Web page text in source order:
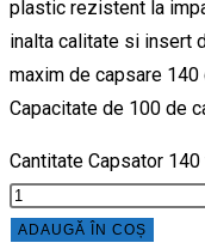
plastic rezistent la
inalta calitate si insert
maxim de capsare
Capacitate de 100 de
Cantitate Capsator
ADAUGĂ ÎN COȘ